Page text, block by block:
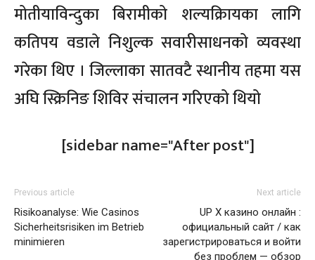
मोतीयाविन्दुका बिरामीको शल्यक्रिायका लागि
कतिपय वडाले निशुल्क सवारीसाधनको व्यवस्था
गरेका थिए । जिल्लाका सातवटै स्थानीय तहमा यस
अघि स्क्रिनिङ शिविर संचालन गरिएको थियो
[sidebar name="After post"]
Previous article
Risikoanalyse: Wie Casinos
Sicherheitsrisiken im Betrieb
minimieren
Next article
UP X казино онлайн :
официальный сайт / как
зарегистрироваться и войти
без проблем — обзор